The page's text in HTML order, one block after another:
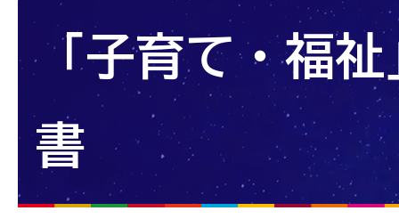
「子育て・福祉
書